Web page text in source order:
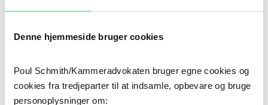
Denne hjemmeside bruger cookies
Poul Schmith/Kammeradvokaten bruger egne cookies og
cookies fra tredjeparter til at indsamle, opbevare og bruge
personoplysninger om:
Casper er kendt som en skarp og fokuseret rådgiver med
kompetencer. Han har møderet for Højesteret og har på
løsningsorienteret sparringspartner i komplekse
konfliktsituationer.